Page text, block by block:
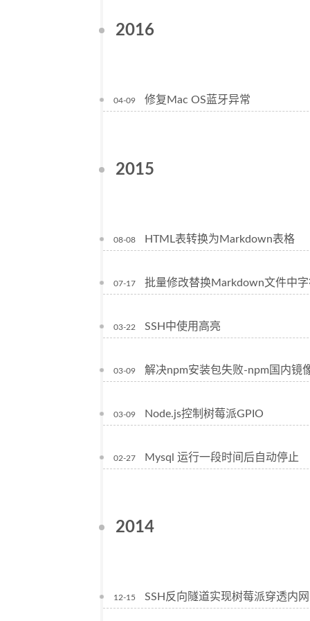
2016
04-09 修复Mac OS蓝牙异常
2015
08-08 HTML表转换为Markdown表格
07-17 批量修改替换Markdown文件中
03-22 SSH中使用高亮
03-09 解决npm安装包失败-npm国内镜
03-09 Node.js控制树莓派GPIO
02-27 Mysql 运行一段时间后自动停止
2014
12-15 SSH反向隧道实现树莓派穿透内网